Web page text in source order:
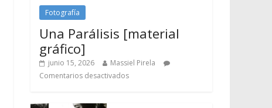
Fotografía
Una Parálisis [material
gráfico]
junio 15, 2026
Massiel Pirela
Comentarios desactivados